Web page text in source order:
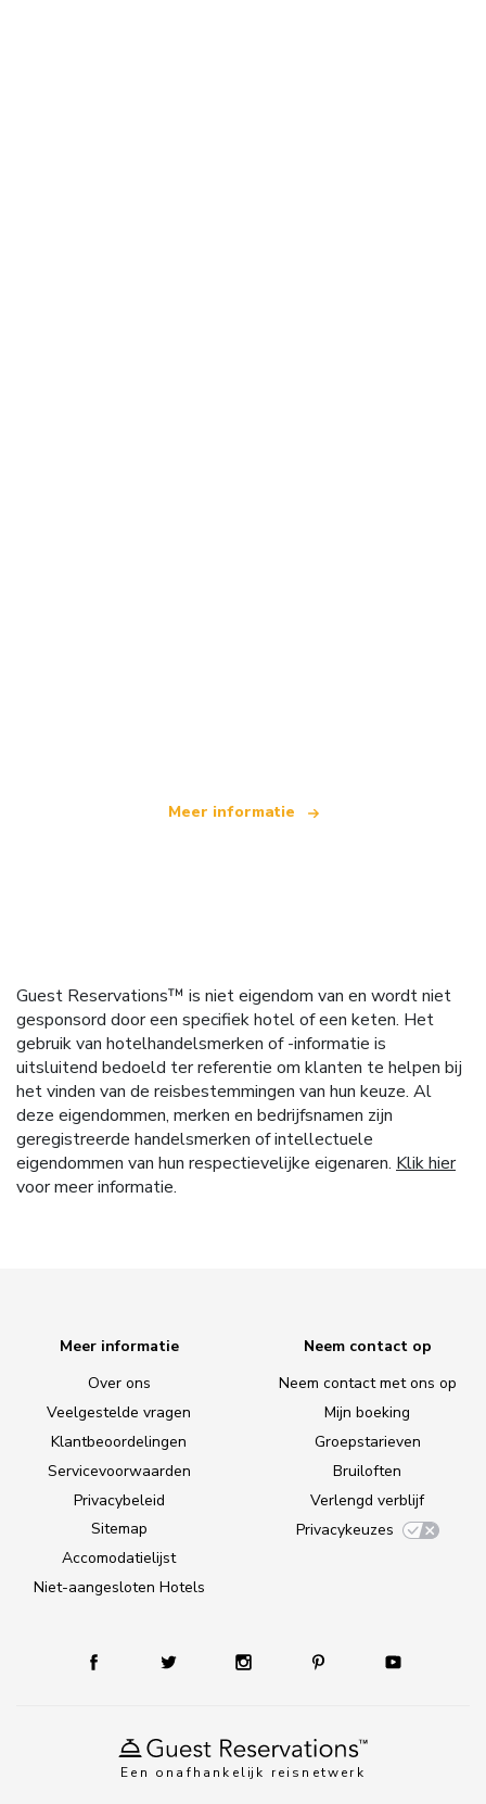
Meer informatie
Guest Reservations™ is niet eigendom van en wordt niet
gesponsord door een specifiek hotel of een keten. Het
gebruik van hotelhandelsmerken of -informatie is
uitsluitend bedoeld ter referentie om klanten te helpen bij
het vinden van de reisbestemmingen van hun keuze. Al
deze eigendommen, merken en bedrijfsnamen zijn
geregistreerde handelsmerken of intellectuele
eigendommen van hun respectievelijke eigenaren. Klik hier
voor meer informatie.
Een onafhankelijk reisnetwerk
Meer informatie
Over ons
Veelgestelde vragen
Klantbeoordelingen
Servicevoorwaarden
Privacybeleid
Sitemap
Accomodatielijst
Niet-aangesloten Hotels
Neem contact op
Neem contact met ons op
Mijn boeking
Groepstarieven
Bruiloften
Verlengd verblijf
Privacykeuzes